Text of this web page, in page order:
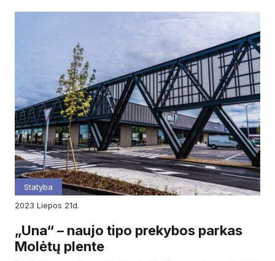
Statyba
2023
liepos 21d.
„Una“ – naujo tipo prekybos parkas
Molėtų plente